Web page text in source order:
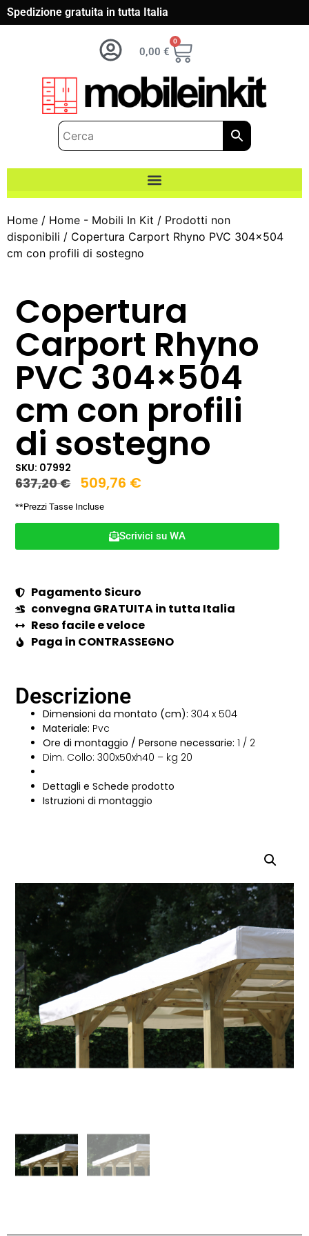
Spedizione gratuita in tutta Italia
0,00 €
0
Home / Home - Mobili In Kit / Prodotti non
disponibili / Copertura Carport Rhyno PVC 304×504
cm con profili di sostegno
Copertura
Carport Rhyno
PVC 304×504
cm con profili
di sostegno
SKU: 07992
637,20€ 509,76 €
**Prezzi Tasse Incluse
Scrivici su WA
Pagamento Sicuro
convegna GRATUITA in tutta Italia
Reso facile e veloce
Paga in CONTRASSEGNO
Descrizione
Dimensioni da montato (cm): 304 x 504
Materiale: Pvc
Ore di montaggio / Persone necessarie: 1 / 2
Dim. Collo: 300x50xh40 – kg 20
Dettagli e Schede prodotto
Istruzioni di montaggio